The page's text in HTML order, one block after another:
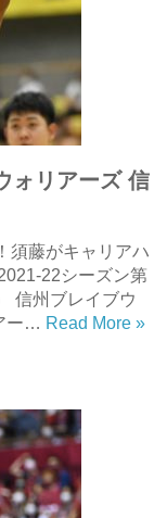
ォリアーズ 信
須藤がキャリアハ
22シーズン第
信州ブレイブウ
ー… Read More »